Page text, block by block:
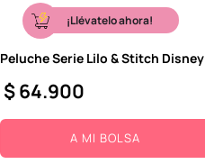
¡Llévatelo ahora!
Peluche Serie Lilo & Stitch Disney
$64.900
A MI BOLSA